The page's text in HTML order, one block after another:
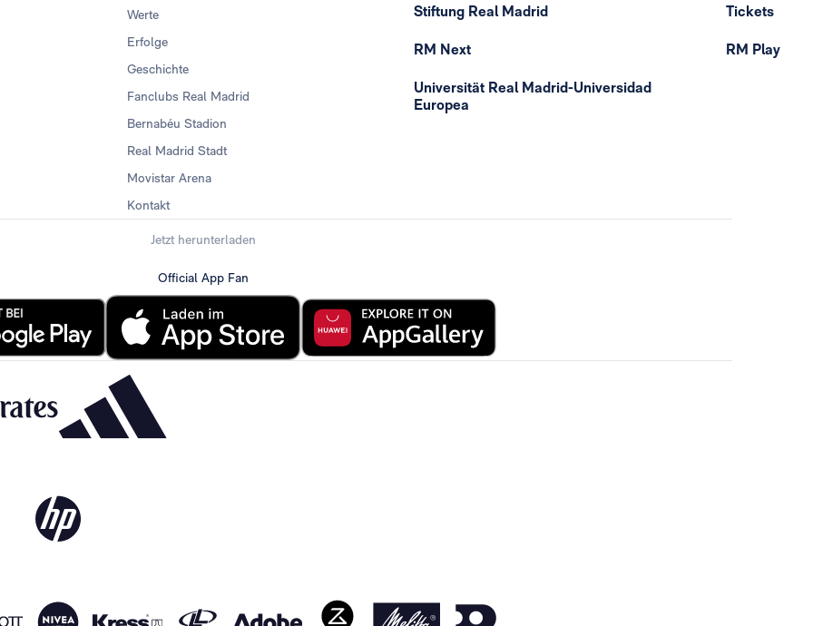
Werte
Erfolge
Geschichte
Fanclubs Real Madrid
Bernabéu Stadion
Real Madrid Stadt
Movistar Arena
Kontakt
Stiftung Real Madrid
RM Next
Universität Real Madrid-Universidad
Europea
Tickets
RM Play
Jetzt herunterladen
Official App Fan